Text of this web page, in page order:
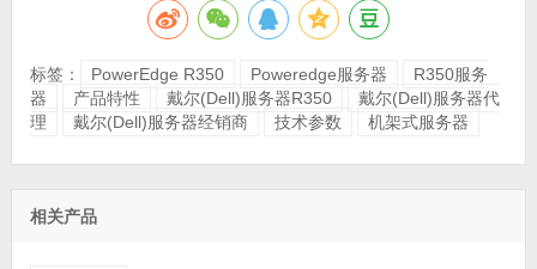
标签： PowerEdge R350 Poweredge服务器
R350服务
器
产品特性 戴尔(Dell)服务器R350
戴尔(Dell)服务器代
理
戴尔(Dell)服务器经销商 技术参数 机架式服务器
相关产品